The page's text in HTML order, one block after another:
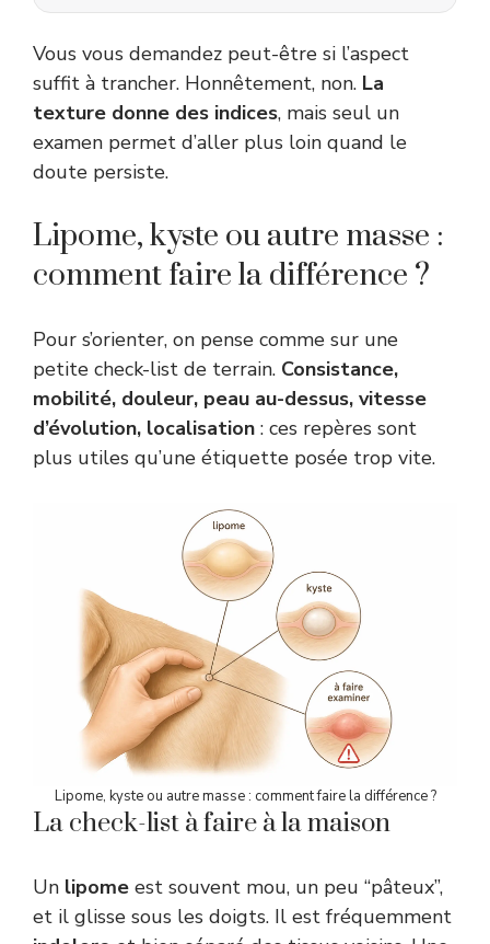
Vous vous demandez peut-être si l’aspect
suffit à trancher. Honnêtement, non. La
texture donne des indices, mais seul un
examen permet d’aller plus loin quand le
doute persiste.
Lipome, kyste ou autre masse :
comment faire la différence ?
Pour s’orienter, on pense comme sur une
petite check-list de terrain. Consistance,
mobilité, douleur, peau au-dessus, vitesse
d’évolution, localisation : ces repères sont
plus utiles qu’une étiquette posée trop vite.
Lipome, kyste ou autre masse : comment faire la différence ?
La check-list à faire à la maison
Un lipome est souvent mou, un peu “pâteux”,
et il glisse sous les doigts. Il est fréquemment